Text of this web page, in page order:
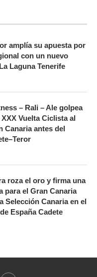
amplía su apuesta por
con un nuevo
Laguna Tenerife
– Rali – Ale golpea
Vuelta Ciclista al
Canaria antes del
roza el oro y firma una
para el Gran Canaria
Selección Canaria en el
España Cadete